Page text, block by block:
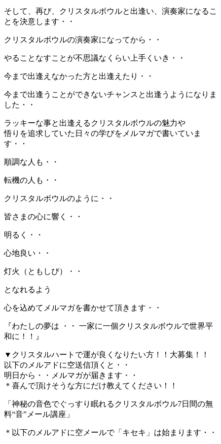
そして、再び、クリスタルボウルと出逢い、演奏家になるこ
とを決意します・・
クリスタルボウルの演奏家になってから・・
やることなすことが不思議なくらい上手くいき・・
今まで出逢えなかった方と出逢えたり・・
今まで出逢うことができないチャンスと出逢うようになりま
した・・
ラッキーな事と出逢えるクリスタルボウルの魅力や
悟りを追求していた日々の学びをメルマガで書いていま
す・・
順調な人も・・
転機の人も・・
クリスタルボウルのように・・
皆さまの心に響く・・
明るく・・
心地良い・・
灯火（ともしび）・・
となれるよう
心を込めてメルマガを書かせて頂きます・・
『わたしの夢は ・・ 一家に一個クリスタルボウルで世界平
和に！！』
▼クリスタルハートで運が良くなりたい方！！大募集！！
以下のメルアドに空送信頂くと・・
明日から・・メルマガが届きます・・
＊喜んで頂けそうな方にだけ教えてください！！
「神秘の音色でぐっすり眠れるクリスタルボウル7日間の無
料“音”メール講座」
＊以下のメルアドに空メールで「キセキ」は始まります・・